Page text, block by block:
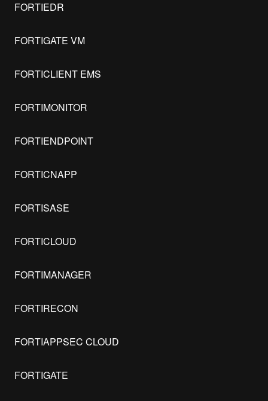
FORTIEDR
FORTIGATE VM
FORTICLIENT EMS
FORTIMONITOR
FORTIENDPOINT
FORTICNAPP
FORTISASE
FORTICLOUD
FORTIMANAGER
FORTIRECON
FORTIAPPSEC CLOUD
FORTIGATE